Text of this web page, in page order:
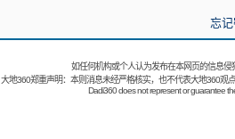
忘
如任何机构或个人认为发布在本网页的信息
大地360郑重声明：本则消息未经严格核实，也不代表大地360观
Dadi360 does not represent or guarantee